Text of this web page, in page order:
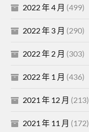
2022 年 4 月 (499)
2022 年 3 月 (290)
2022 年 2 月 (303)
2022 年 1 月 (436)
2021 年 12 月 (213)
2021 年 11 月 (172)